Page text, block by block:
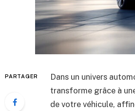
PARTAGER
Dans un univers
transforme grâce à
de votre véhicule,